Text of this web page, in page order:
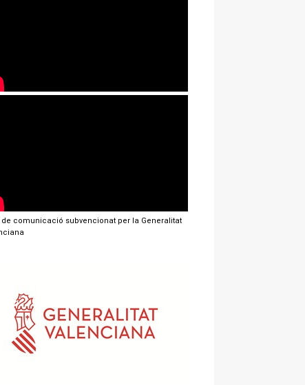
de comunicació subvencionat per la Generalitat